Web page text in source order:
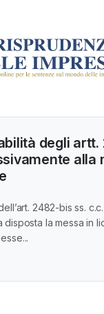
degli artt.
alla
2482-bis ss.
disposta la messa in